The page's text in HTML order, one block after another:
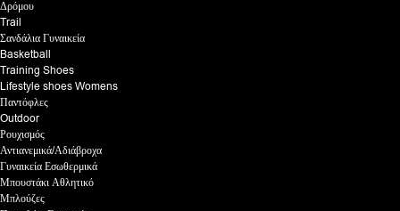
Δρόμου
Trail
Σανδάλια Γυναικεία
Basketball
Training Shoes
Lifestyle shoes Womens
Παντόφλες
Outdoor
Ρουχισμός
Αντιανεμικά/Αδιάβροχα
Γυναικεία Εσωθερμικά
Μπουστάκι Αθλητικό
Μπλούζες